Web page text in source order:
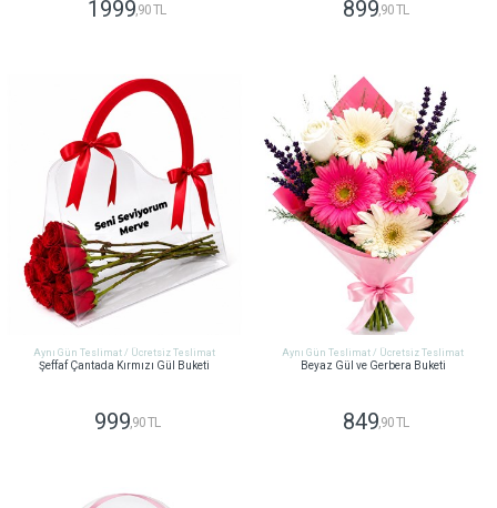
1999 ,90 TL 899,90 TL
Aynı Gün Teslimat / Ücretsiz Teslimat
Şeffaf Çantada Kırmızı Gül Buketi
999,90 TL
Aynı Gün Teslimat / Ücretsiz Teslimat
Beyaz Gül ve Gerbera Buketi
849,90 TL